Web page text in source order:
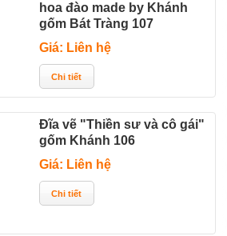
hoa đào made by Khánh
gốm Bát Tràng 107
Giá: Liên hệ
Đĩa vẽ "Thiền sư và cô gái"
gốm Khánh 106
Giá: Liên hệ